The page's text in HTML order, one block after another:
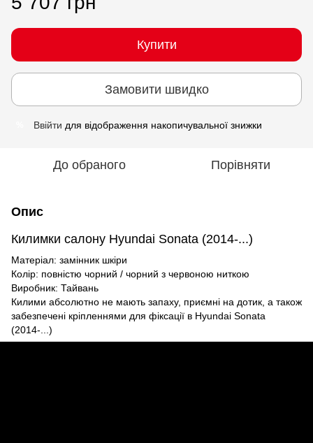
Купити
Замовити швидко
Ввійти для відображення накопичувальної знижки
До обраного Порівняти
Опис
Килимки салону Hyundai Sonata (2014-...)
Матеріал: замінник шкіри
Колір: повністю чорний / чорний з червоною ниткою
Виробник: Тайвань
Килими абсолютно не мають запаху, приємні на дотик, а також
забезпечені кріпленнями для фіксації в Hyundai Sonata
(2014-...)